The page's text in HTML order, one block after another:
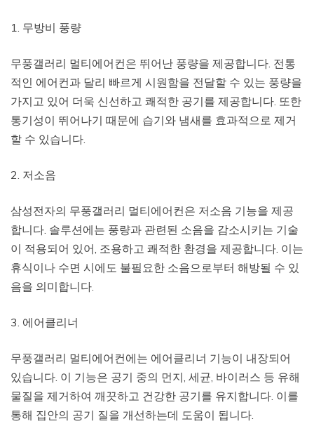
1. 무방비 풍량
무풍갤러리 멀티에어컨은 뛰어난 풍량을 제공합니다. 전통
적인 에어컨과 달리 빠르게 시원함을 전달할 수 있는 풍량을
가지고 있어 더욱 신선하고 쾌적한 공기를 제공합니다. 또한
통기성이 뛰어나기 때문에 습기와 냄새를 효과적으로 제거
할 수 있습니다.
2. 저소음
삼성전자의 무풍갤러리 멀티에어컨은 저소음 기능을 제공
합니다. 솔루션에는 풍량과 관련된 소음을 감소시키는 기술
이 적용되어 있어, 조용하고 쾌적한 환경을 제공합니다. 이는
휴식이나 수면 시에도 불필요한 소음으로부터 해방될 수 있
음을 의미합니다.
3. 에어클리너
무풍갤러리 멀티에어컨에는 에어클리너 기능이 내장되어
있습니다. 이 기능은 공기 중의 먼지, 세균, 바이러스 등 유해
물질을 제거하여 깨끗하고 건강한 공기를 유지합니다. 이를
통해 집안의 공기 질을 개선하는데 도움이 됩니다.